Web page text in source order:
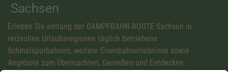
Sachsen
Erleben Sie entlang der DAMPFBAHN-ROUTE Sachsen in
reizvollen Urlaubsregionen täglich betriebene
Schmalspurbahnen, weitere Eisenbahnerlebnisse sowie
Angebote zum Übernachten, Genießen und Entdecken.